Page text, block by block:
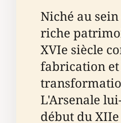
Niché au
riche
XVIe siècle
fabrication et
L'Arsenale
début du